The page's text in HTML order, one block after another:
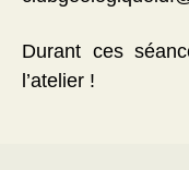
Durant ces
l’atelier !